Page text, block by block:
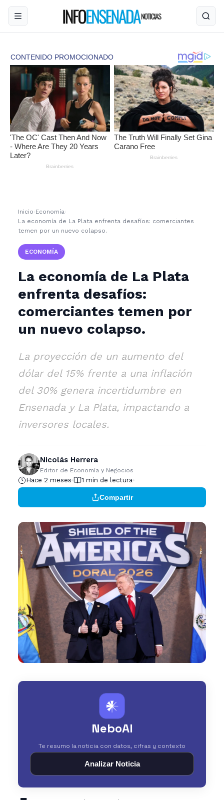
Inicio ›Economía›
La economía de La Plata enfrenta desafíos: comerciantes
temen por un nuevo colapso.
ECONOMÍA
La economía de La Plata
enfrenta desafíos:
comerciantes temen por
un nuevo colapso.
La proyección de un aumento del
dólar del 15% frente a una inflación
del 30% genera incertidumbre en
Ensenada y La Plata, impactando a
inversores locales.
Nicolás Herrera
Editor de Economía y Negocios
Hace 2 meses 1 min de lectura
Compartir
𒀭
NeboAI
Te resumo la noticia con datos, cifras y contexto
Analizar Noticia